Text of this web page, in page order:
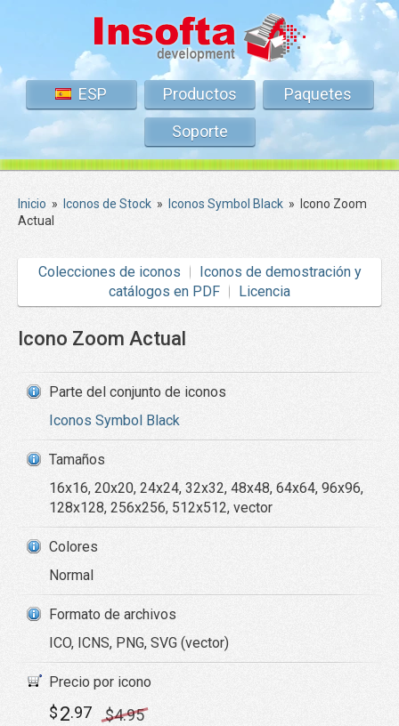
ESP Productos
Paquetes
Soporte
Inicio » Iconos de Stock » Iconos Symbol Black »
Icono Zoom
Actual
Colecciones de iconos
Iconos de demostración y
catálogos en PDF
Licencia
Icono Zoom Actual
Parte del conjunto de iconos
Iconos Symbol Black
Tamaños
16x16, 20x20, 24x24, 32x32, 48x48, 64x64, 96x96,
128x128, 256x256, 512x512, vector
Colores
Normal
Formato de archivos
ICO, ICNS, PNG, SVG (vector)
Precio por icono
$2.97 $4.95